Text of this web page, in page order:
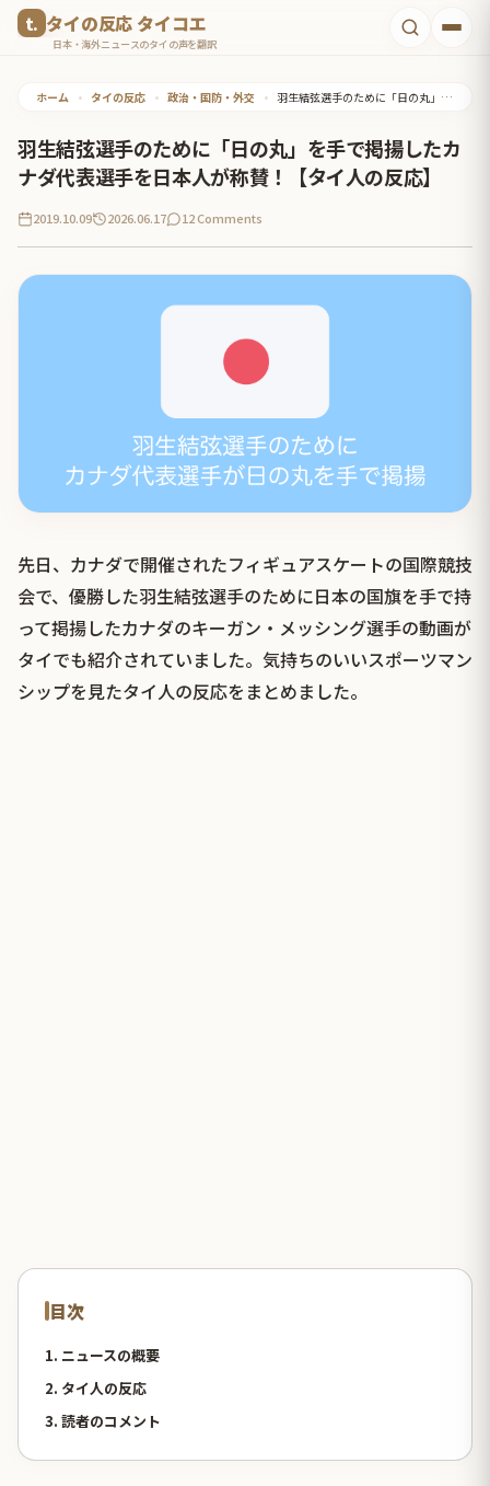
タイの反応 タイコエ
日本・海外ニュースのタイの声を翻訳
ホーム • タイの反応 • 政治・国防・外交 • 羽生結弦選手のために「日の丸」を手で掲揚したカナダ代表選手を日本人が称賛！【タイ人の反応】
羽生結弦選手のために「日の丸」を手で掲揚したカ
ナダ代表選手を日本人が称賛！【タイ人の反応】
2019.10.09 2026.06.17 12 Comments
先日、カナダで開催されたフィギュアスケートの国際競技
会で、優勝した羽生結弦選手のために日本の国旗を手で持
って掲揚したカナダのキーガン・メッシング選手の動画が
タイでも紹介されていました。気持ちのいいスポーツマン
シップを見たタイ人の反応をまとめました。
目次
1. ニュースの概要
2. タイ人の反応
3. 読者のコメント